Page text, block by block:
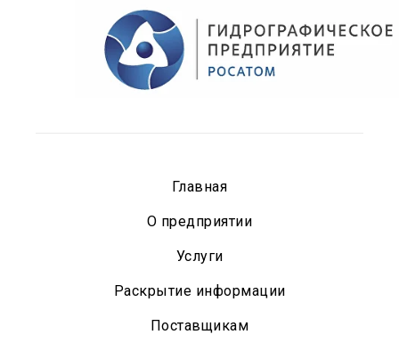
Главная
О предприятии
Услуги
Раскрытие информации
Поставщикам